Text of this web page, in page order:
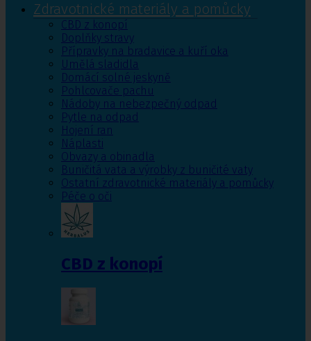
Zdravotnické materiály a pomůcky
CBD z konopí
Doplňky stravy
Přípravky na bradavice a kuří oka
Umělá sladidla
Domácí solné jeskyně
Pohlcovače pachu
Nádoby na nebezpečný odpad
Pytle na odpad
Hojení ran
Náplasti
Obvazy a obinadla
Buničitá vata a výrobky z buničité vaty
Ostatní zdravotnické materiály a pomůcky
Péče o oči
CBD z konopí